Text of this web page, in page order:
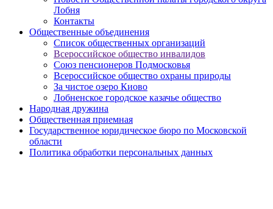
Лобня
Контакты
Общественные объединения
Cписок общественных организаций
Всероссийское общество инвалидов
Союз пенсионеров Подмосковья
Всероссийское общество охраны природы
За чистое озеро Киово
Лобненское городское казачье общество
Народная дружина
Общественная приемная
Государственное юридическое бюро по Московской
области
Политика обработки персональных данных